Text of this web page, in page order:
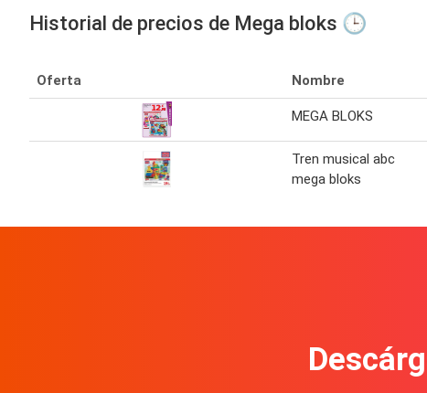
Historial de precios de Mega bloks 🕒
Oferta Nombre
MEGA BLOKS
Tren musical abc
mega bloks